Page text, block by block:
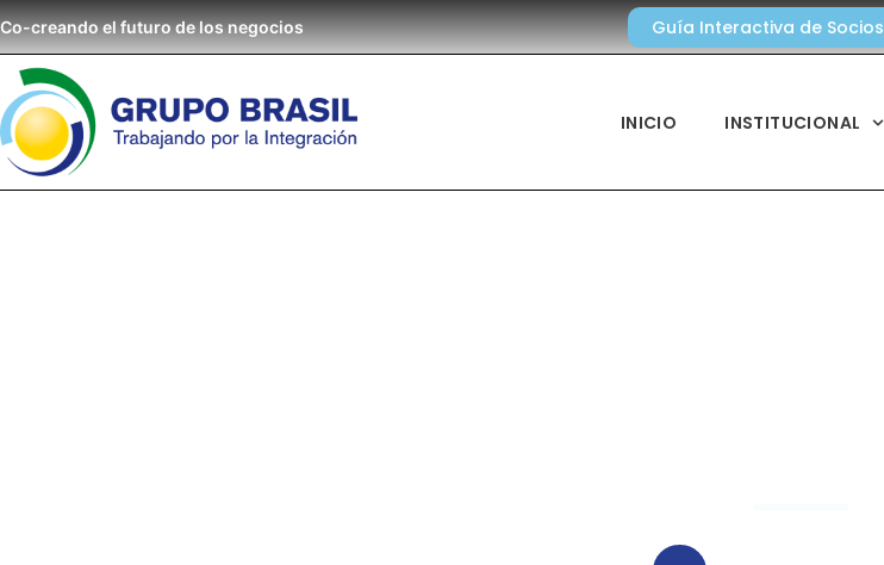
Co-creando el futuro de los negocios Guía Interactiva de Socios
INICIO INSTITUCIONAL